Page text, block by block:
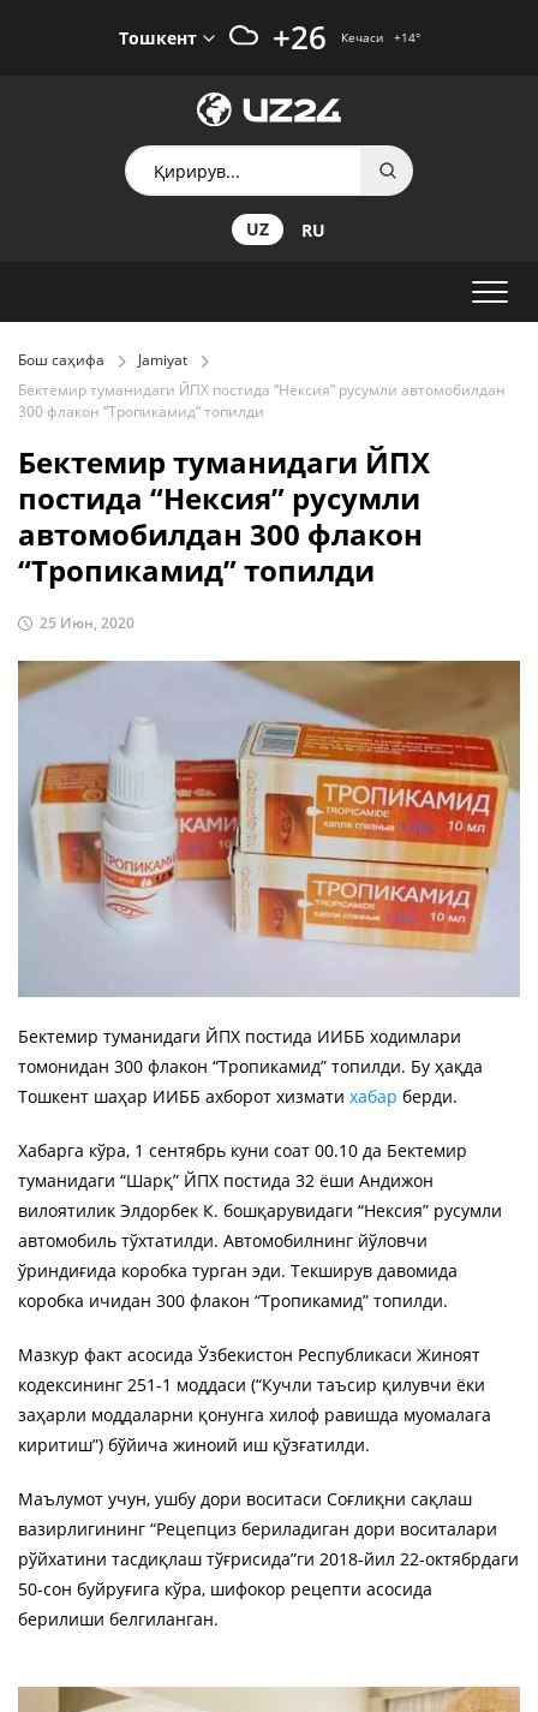
Тошкент +26 Кечаси +14°
UZ RU
Бош саҳифа
Jamiyat
Бектемир туманидаги ЙПХ постида “Нексия” русумли автомобилдан
300 флакон “Тропикамид” топилди
Бектемир туманидаги ЙПХ
постида “Нексия” русумли
автомобилдан 300 флакон
“Тропикамид” топилди
25 Июн, 2020
Бектемир туманидаги ЙПХ постида ИИББ ходимлари
томонидан 300 флакон “Тропикамид” топилди. Бу ҳақда
Тошкент шаҳар ИИББ ахборот хизмати хабар берди.
Хабарга кўра, 1 сентябрь куни соат 00.10 да Бектемир
туманидаги “Шарқ” ЙПХ постида 32 ёши Андижон
вилоятилик Элдорбек К. бошқарувидаги “Нексия” русумли
автомобиль тўхтатилди. Автомобилнинг йўловчи
ўриндиғида коробка турган эди. Текширув давомида
коробка ичидан 300 флакон “Тропикамид” топилди.
Мазкур факт асосида Ўзбекистон Республикаси Жиноят
кодексининг 251-1 моддаси (“Кучли таъсир қилувчи ёки
заҳарли моддаларни қонунга хилоф равишда муомалага
киритиш”) бўйича жиноий иш қўзғатилди.
Маълумот учун, ушбу дори воситаси Соғлиқни сақлаш
вазирлигининг “Рецепциз бериладиган дори воситалари
рўйхатини тасдиқлаш тўғрисида”ги 2018-йил 22-октябрдаги
50-сон буйруғига кўра, шифокор рецепти асосида
берилиши белгиланган.